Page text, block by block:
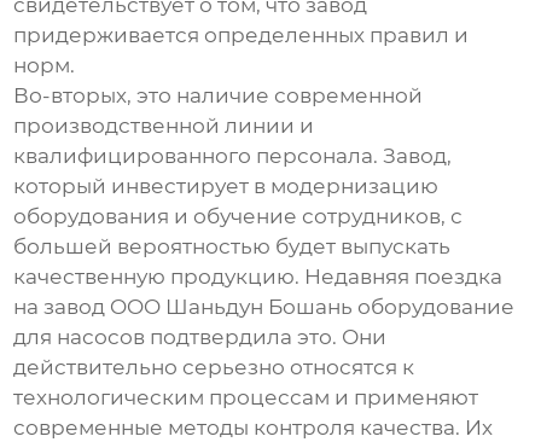
свидетельствует о том, что завод
придерживается определенных правил и
норм.
Во-вторых, это наличие современной
производственной линии и
квалифицированного персонала. Завод,
который инвестирует в модернизацию
оборудования и обучение сотрудников, с
большей вероятностью будет выпускать
качественную продукцию. Недавняя поездка
на завод OOO Шаньдун Бошань оборудование
для насосов подтвердила это. Они
действительно серьезно относятся к
технологическим процессам и применяют
современные методы контроля качества. Их